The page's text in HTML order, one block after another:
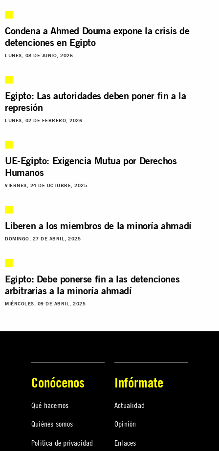
Condena a Ahmed Douma expone la crisis de
detenciones en Egipto
LUNES, 08 DE JUNIO, 2026
Egipto: Las autoridades deben poner fin a la
represión
LUNES, 02 DE FEBRERO, 2026
UE-Egipto: Exigencia Mutua por Derechos
Humanos
VIERNES, 24 DE OCTUBRE, 2025
Liberen a los miembros de la minoría ahmadí
DOMINGO, 27 DE ABRIL, 2025
Egipto: Debe ponerse fin a las detenciones
arbitrarias a la minoría ahmadí
MIÉRCOLES, 09 DE ABRIL, 2025
Conócenos
Qué hacemos
Quiénes somos
Política de privacidad
Infórmate
Actualidad
Opinión
Enlaces